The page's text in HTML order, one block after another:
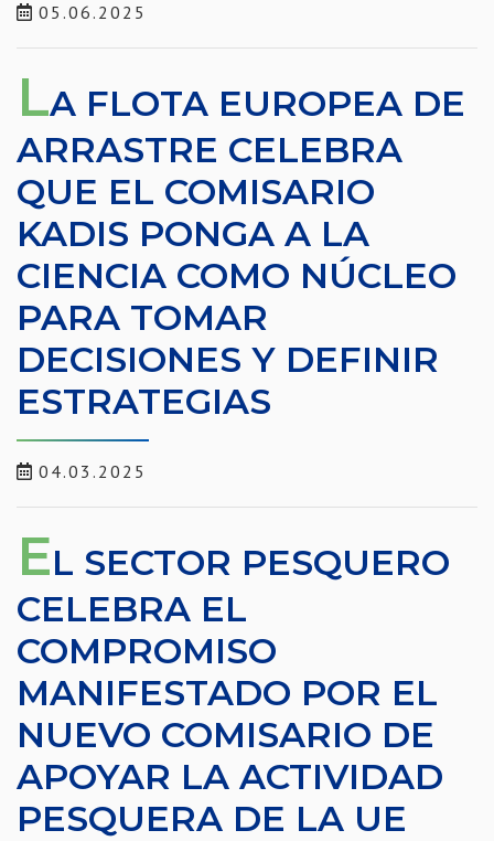
05.06.2025
LA FLOTA EUROPEA DE
ARRASTRE CELEBRA
QUE EL COMISARIO
KADIS PONGA A LA
CIENCIA COMO NÚCLEO
PARA TOMAR
DECISIONES Y DEFINIR
ESTRATEGIAS
04.03.2025
EL SECTOR PESQUERO
CELEBRA EL
COMPROMISO
MANIFESTADO POR EL
NUEVO COMISARIO DE
APOYAR LA ACTIVIDAD
PESQUERA DE LA UE